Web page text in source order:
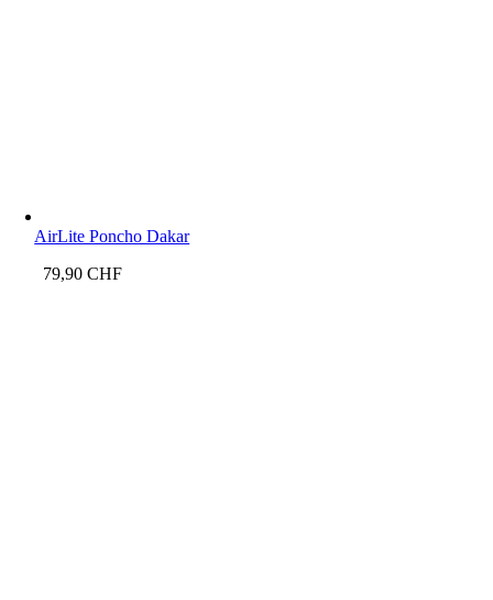
AirLite Poncho Dakar
79,90CHF